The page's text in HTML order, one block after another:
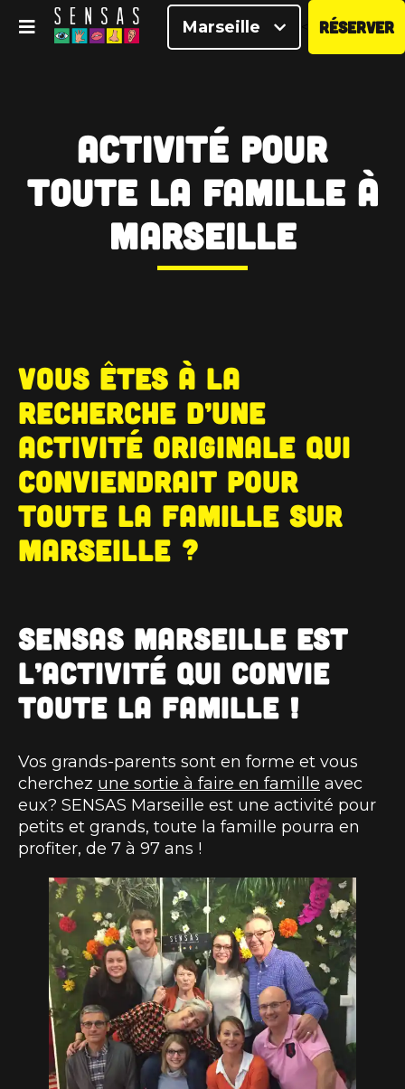
Marseille RÉSERVER
Activité pour
Toute la Famille à
Marseille
Vous êtes à la
recherche d’une
activité originale qui
conviendrait pour
toute la famille sur
Marseille ?
SENSAS Marseille est
l’activité qui convie
toute la famille !
Vos grands-parents sont en forme et vous
cherchez une sortie à faire en famille avec
eux? SENSAS Marseille est une activité pour
petits et grands, toute la famille pourra en
profiter, de 7 à 97 ans !